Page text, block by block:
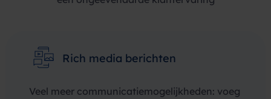
Rich media berichten
Veel meer communicatiemogelijkheden: voeg